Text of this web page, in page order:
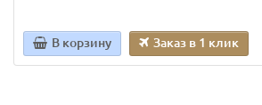
В корзину Заказ в 1 клик